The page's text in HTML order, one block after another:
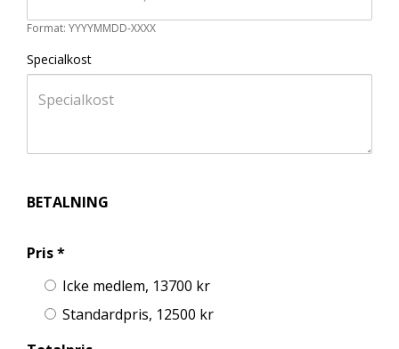
Format: YYYYMMDD-XXXX
Specialkost
BETALNING
Pris *
Icke medlem, 13700 kr
Standardpris, 12500 kr